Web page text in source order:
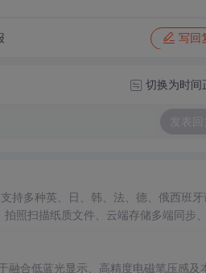
写回
切换为时间
发表回
持多种英、日、韩、法、德、俄西班牙
照扫描纸质文件、云端存储多端同步
融合低蓝光显示、高精度电磁笔压感及